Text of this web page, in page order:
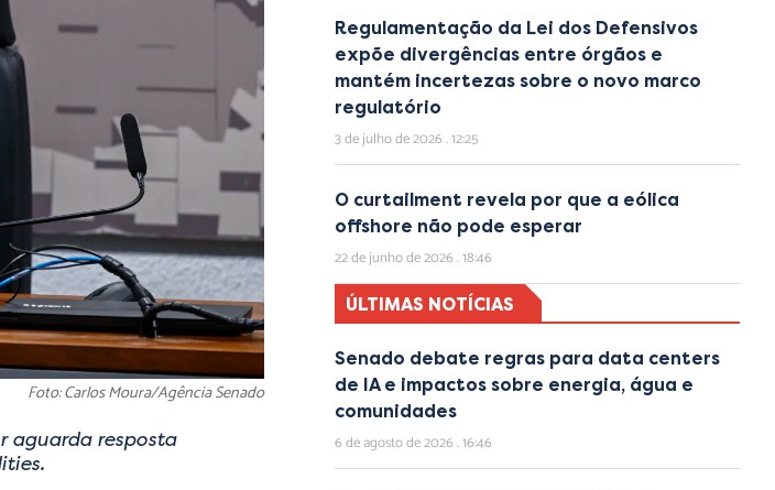
Foto: Carlos Moura/Agência Senado
aguarda resposta
Regulamentação da Lei dos Defensivos
expõe divergências entre órgãos e
mantém incertezas sobre o novo marco
regulatório
3 de julho de 2026 12:25
O curtailment revela por que a eólica
offshore não pode esperar
22 de junho de 2026 18:46
ÚLTIMAS NOTÍCIAS
Senado debate regras para data centers
de IA e impactos sobre energia, água e
comunidades
6 de agosto de 2026 16:46